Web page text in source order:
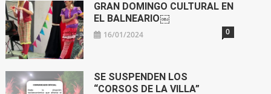
GRAN DOMINGO CULTURAL EN
EL BALNEARIO￼
16/01/2024 0
SE SUSPENDEN LOS
“CORSOS DE LA VILLA”